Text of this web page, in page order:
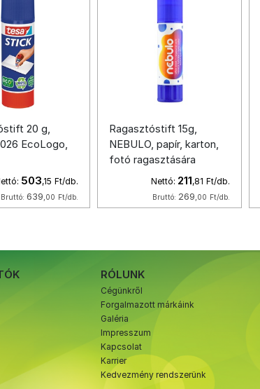
20 g,
EcoLogo,
503,15 Ft/db.
Bruttó: 639,00 Ft/db.
Ragasztóstift 15g,
NEBULO, papír, karton,
fotó ragasztására
Nettó: 211,81 Ft/db.
Bruttó:269,00 Ft/db.
RÓLUNK
Cégünkről
Forgalmazott márkáink
Galéria
Impresszum
Kapcsolat
Karrier
Kedvezmény rendszerünk